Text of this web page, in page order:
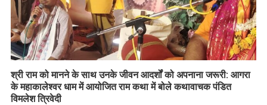
​श्री राम को मानने के साथ उनके जीवन आदर्शों को अपनाना जरूरी: आगरा
के महाकालेश्वर धाम में आयोजित राम कथा में बोले कथावाचक पंडित
विमलेश त्रिवेदी